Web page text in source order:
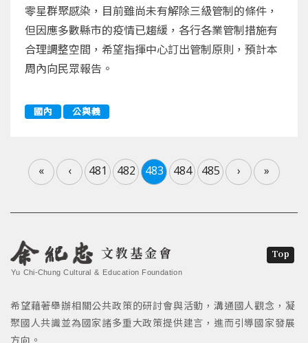
零星群聚感染，目前雖尚未有解除三級管制的條件，
但因應多數縣市的疫情已趨緩，各行各業管制措施有
合理調整空間，希望指揮中心訂出管制原則，預計本
周內向民眾報告。
國內 公與義
« ‹ 481 482 483 484 485 › »
文教基金會
Yu Chi-Chung Cultural & Education Foundation
希望藉著舉辦相關公共政策的研討會與活動，溝通國人觀念，凝
聚國人共識並為國家諸多重大政策提供建言，進而引導國家發展
方向。
Top